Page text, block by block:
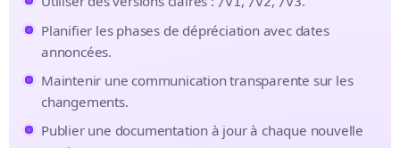
Planifier les phases de dépréciation avec dates
annoncées.
Maintenir une communication transparente sur les
changements.
Publier une documentation à jour à chaque nouvelle